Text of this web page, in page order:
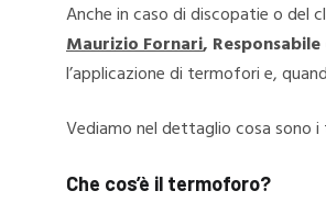
Anche in caso di discopatie o del
Maurizio Fornari,
l’applicazione di termofori e,
Vediamo nel dettaglio cosa sono
Che cos’è il termoforo?